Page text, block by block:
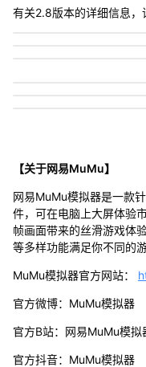
有关2.8版本的详细信息，
【关于网易MuMu】
网易MuMu模拟器是一款
件，可在电脑上大屏体验
帧画面带来的丝滑游戏体
等多样功能满足你不同的
MuMu模拟器官方网站：
官方微博：MuMu模拟器
官方B站：网易MuMu模
官方抖音：MuMu模拟器